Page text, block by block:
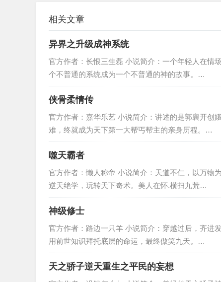
相关文章
异界之升级成神系统
官方作者：长恨三生磊 小说简介：一个年轻人在情
个不普通的系统成为一个不普通的神的故事。…
侠骨柔情传
官方作者：嘉华乐艺 小说简介：讲述的是郭襄开创
难，终就成为天下第一大帮丐帮主的亲身历程。…
噬天霸者
官方作者：懒人称帝 小说简介：天道不仁，以万物
逆天绝学，玩转天下奇术。美人在怀.横扫九荒…
神级修士
官方作者：路边一只羊 小说简介：穿越过后，齐进
用前世知识拜托底层的命运，最终傲笑九天。…
天之骄子逆天重生之平民的妄想